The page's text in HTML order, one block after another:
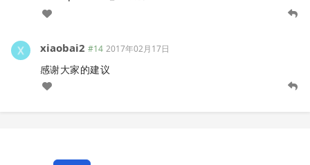
xiaobai2 #14 2017年02月17日
感谢大家的建议